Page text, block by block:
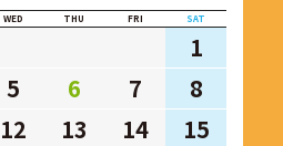
WED THU FRI SAT
1
5 6 7
8
12 13 14
15